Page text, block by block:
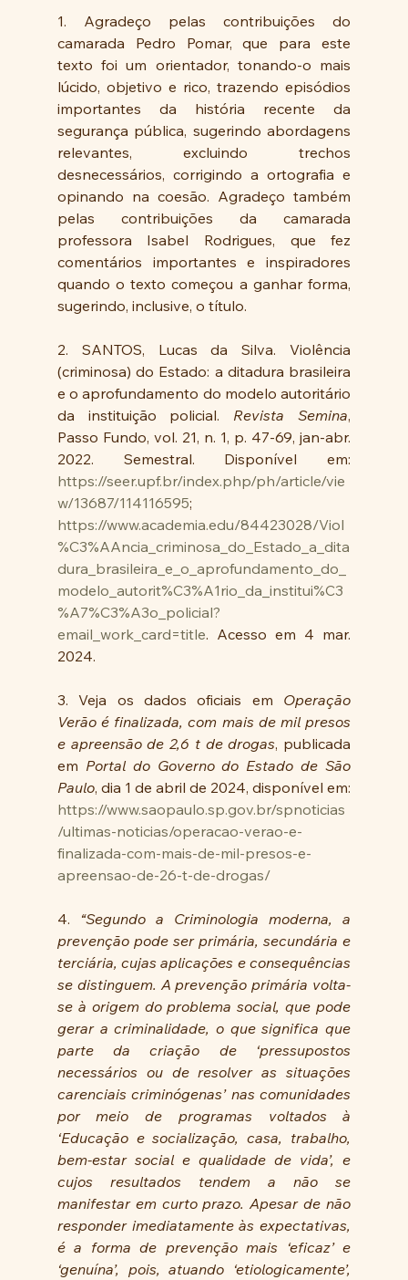
1. Agradeço pelas contribuições do
camarada Pedro Pomar, que para este
texto foi um orientador, tonando-o mais
lúcido, objetivo e rico, trazendo episódios
importantes da história recente da
segurança pública, sugerindo abordagens
relevantes, excluindo trechos
desnecessários, corrigindo a ortografia e
opinando na coesão. Agradeço também
pelas contribuições da camarada
professora Isabel Rodrigues, que fez
comentários importantes e inspiradores
quando o texto começou a ganhar forma,
sugerindo, inclusive, o título.
2. SANTOS, Lucas da Silva. Violência
(criminosa) do Estado: a ditadura brasileira
e o aprofundamento do modelo autoritário
da instituição policial. Revista Semina,
Passo Fundo, vol. 21, n. 1, p. 47-69, jan-abr.
https://seer.upf.br/index.php/ph/article/vie
w/13687/114116595
https://www.academia.edu/84423028/Viol
%C3%AAncia_criminosa_do_Estado_a_dita
dura_brasileira_e_o_aprofundamento_do_
modelo_autorit%C3%A1rio_da_institui%C3
%A7%C3%A3o_policial?
email_work_card=title. Acesso em 4 mar.
2024.
3. Veja os dados oficiais em Operação
Verão é finalizada, com mais de mil presos
e apreensão de 2,6 t de drogas, publicada
em Portal do Governo do Estado de São
Paulo, dia 1 de abril de 2024, disponível em:
https://www.saopaulo.sp.gov.br/spnoticias
/ultimas-noticias/operacao-verao-e-
finalizada-com-mais-de-mil-presos-e-
apreensao-de-26-t-de-drogas/
4.
“Segundo a Criminologia moderna, a
prevenção pode ser primária, secundária e
terciária, cujas aplicações e consequências
se distinguem. A prevenção primária volta-
se à origem do problema social, que pode
gerar a criminalidade, o que significa que
parte da criação de ‘pressupostos
necessários ou de resolver as situações
carenciais criminógenas’ nas comunidades
por meio de programas voltados à
‘Educação e socialização, casa, trabalho,
bem-estar social e qualidade de vida’, e
cujos resultados tendem a não se
manifestar em curto prazo. Apesar de não
responder imediatamente às expectativas,
é a forma de prevenção mais ‘eficaz’ e
‘genuína’, pois, atuando ‘etiologicamente’,